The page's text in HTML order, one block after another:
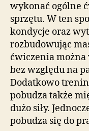
wykonać ogólne
sprzętu. W ten
kondycje oraz
rozbudowując
ćwiczenia można
bez względu na
Dodatkowo
pobudza także
dużo siły.
pobudza się do